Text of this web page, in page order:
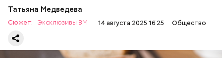
Татьяна Медведева
Сюжет: Эксклюзивы ВМ 14 августа 2025 16:25 Общество